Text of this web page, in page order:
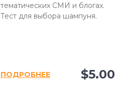
тематических СМИ и блогах.
Тест для выбора шампуня.
$5.00
ПОДРОБНЕЕ